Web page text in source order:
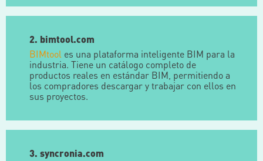
2. bimtool.com
BIMtool es una plataforma inteligente BIM para la
industria. Tiene un catálogo completo de
productos reales en estándar BIM, permitiendo a
los compradores descargar y trabajar con ellos en
sus proyectos.
3. syncronia.com